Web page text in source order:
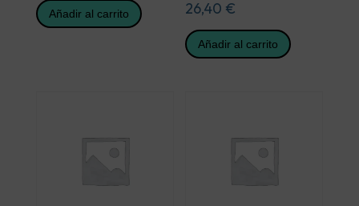
Añadir al carrito 26,40 €
Añadir al carrito